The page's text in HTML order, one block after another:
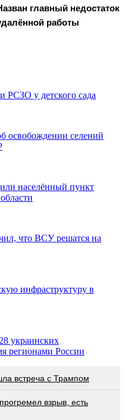
главный недостаток
работы
РСЗО у детского сада
селений
населённый пункт
что ВСУ решатся на
инфраструктуру в
украинских
регионами России
встреча с Трампом
взрыв, есть